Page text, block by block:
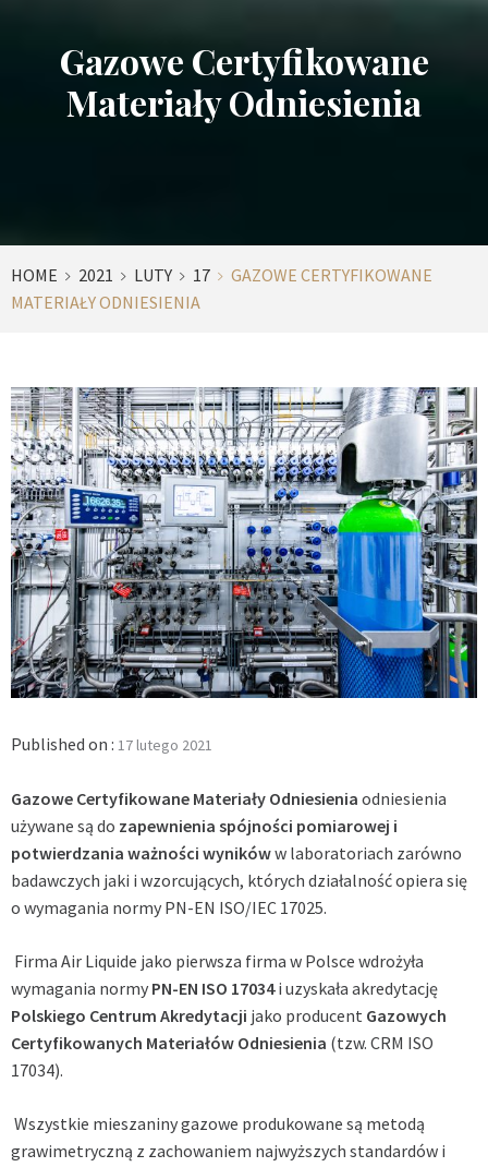
Gazowe Certyfikowane
Materiały Odniesienia
HOME 2021 LUTY 17
GAZOWE CERTYFIKOWANE
MATERIAŁY ODNIESIENIA
Published on : 17 lutego 2021
Gazowe Certyfikowane Materiały Odniesienia odniesienia
używane są do zapewnienia spójności pomiarowej i
potwierdzania ważności wynikóww laboratoriach zarówno
badawczych jaki i wzorcujących, których działalność opiera się
o wymagania normy PN-EN ISO/IEC 17025.
Firma Air Liquide jako pierwsza firma w Polsce wdrożyła
wymagania normy PN-EN ISO 17034i uzyskała akredytację
Polskiego Centrum Akredytacji jako producent Gazowych
Certyfikowanych Materiałów Odniesienia (tzw. CRM ISO
17034).
Wszystkie mieszaniny gazowe produkowane są metodą
grawimetryczną z zachowaniem najwyższych standardów i